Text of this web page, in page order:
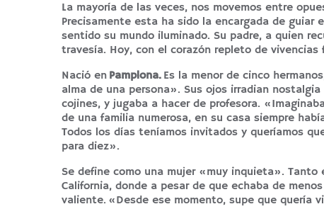
La mayoría de las veces, nos movemos entre
Precisamente esta ha sido la encargada de guiar
sentido su mundo iluminado. Su padre, a quien
travesía. Hoy, con el corazón repleto de
Nació en Pamplona. Es la menor de cinco
alma de una persona». Sus ojos irradian
cojines, y jugaba a hacer de profesora.
de una familia numerosa, en su casa siempre
Todos los días teníamos invitados y queríamos
para diez».
Se define como una mujer «muy inquieta».
California, donde a pesar de que echaba de
valiente. «Desde ese momento, supe que quería